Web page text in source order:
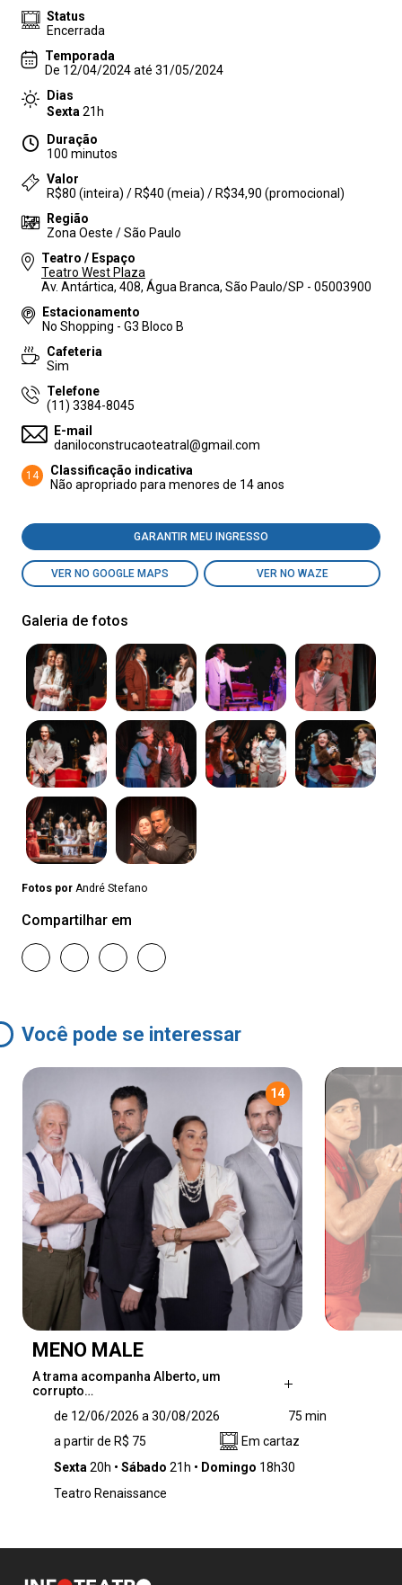
Status
Encerrada
Temporada
De 12/04/2024 até 31/05/2024
Dias
Sexta 21h
Duração
100 minutos
Valor
R$80 (inteira) / R$40 (meia) / R$34,90 (promocional)
Região
Zona Oeste / São Paulo
Teatro / Espaço
Teatro West Plaza
Av. Antártica, 408, Água Branca, São Paulo/SP - 05003900
Estacionamento
No Shopping - G3 Bloco B
Cafeteria
Sim
Telefone
(11) 3384-8045
E-mail
daniloconstrucaoteatral@gmail.com
14
Classificação indicativa
Não apropriado para menores de 14 anos
GARANTIR MEU INGRESSO
VER NO GOOGLE MAPS VER NO WAZE
Galeria de fotos
Fotos por André Stefano
Compartilhar em
Você pode se interessar
14
MENO MALE
A trama acompanha Alberto, um
corrupto…
Secretário de Estado que vive um casamento
infeliz com sua assessora, Luísa, enquanto
tenta manter em segredo um romance com a
como uma secretária apaixonada pelo chefe e
explosivo taxista italiano da tradicional Mooca.
de 12/06/2026 a 30/08/2026
75 min
a partir de R$ 75
Em cartaz
Sexta 20h Sábado 21h Domingo 18h30
Teatro Renaissance